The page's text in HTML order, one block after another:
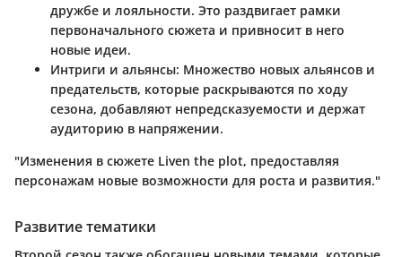
дружбе и лояльности. Это раздвигает рамки
первоначального сюжета и привносит в него
новые идеи.
Интриги и альянсы: Множество новых альянсов и
предательств, которые раскрываются по ходу
сезона, добавляют непредсказуемости и держат
аудиторию в напряжении.
"Изменения в сюжете Liven the plot, предоставляя
персонажам новые возможности для роста и развития."
Развитие тематики